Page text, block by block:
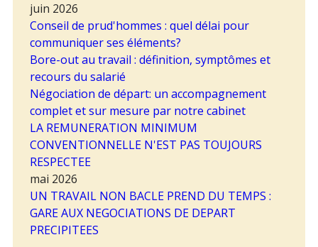
juin 2026
Conseil de prud'hommes : quel délai pour
communiquer ses éléments?
Bore-out au travail : définition, symptômes et
recours du salarié
Négociation de départ: un accompagnement
complet et sur mesure par notre cabinet
LA REMUNERATION MINIMUM
CONVENTIONNELLE N'EST PAS TOUJOURS
RESPECTEE
mai 2026
UN TRAVAIL NON BACLE PREND DU TEMPS :
GARE AUX NEGOCIATIONS DE DEPART
PRECIPITEES